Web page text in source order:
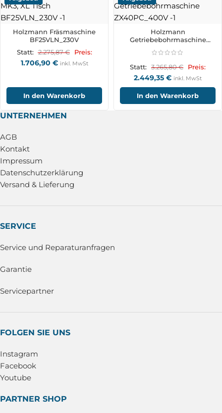
Holzmann Fräsmaschine
BF25VLN_230V
Statt: 2.275,87€ Preis:
1.706,90 € inkl. MwSt
In den Warenkorb
Holzmann
Getriebebohrmaschine
Statt: 3.265,80€ Preis:
2.449,35 € inkl. MwSt
In den Warenkorb
UNTERNEHMEN
AGB
Kontakt
Impressum
Datenschutzerklärung
Versand & Lieferung
SERVICE
Service und Reparaturanfragen
Garantie
Servicepartner
FOLGEN SIE UNS
Instagram
Facebook
Youtube
PARTNER SHOP